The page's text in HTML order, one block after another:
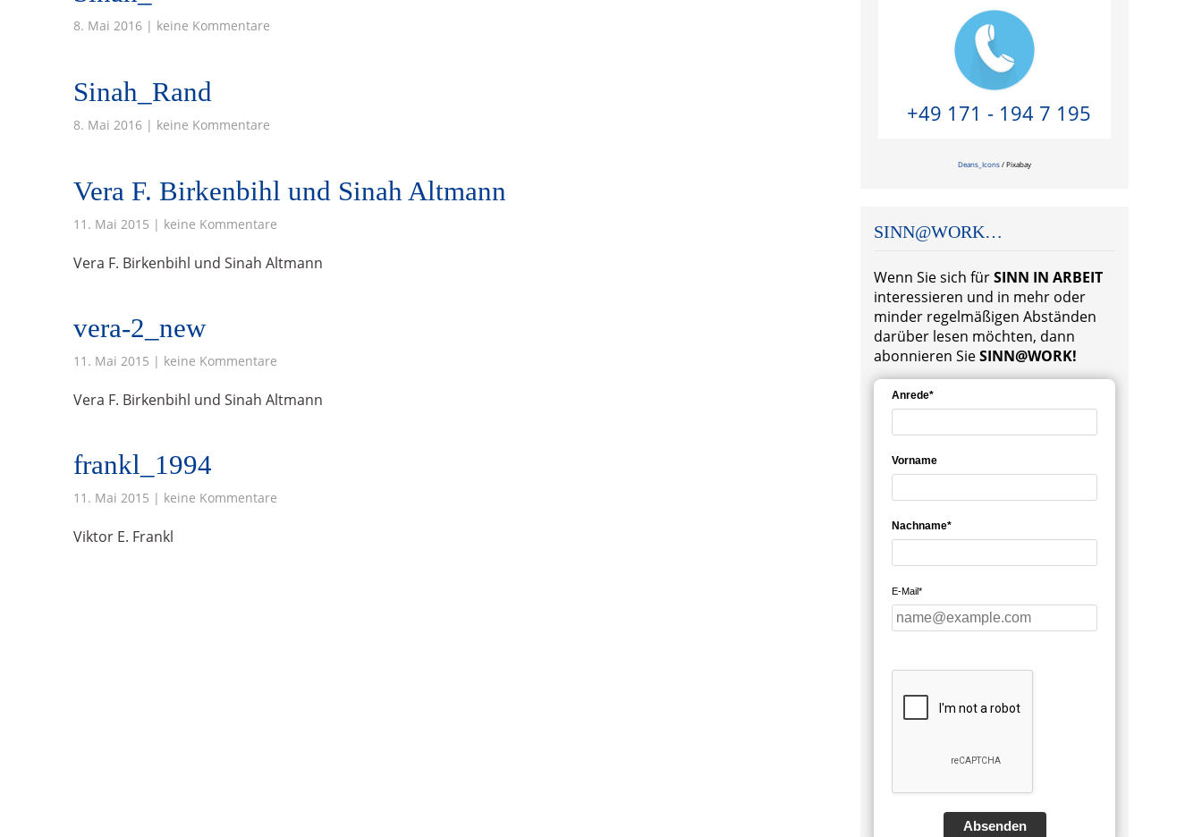
8. Mai 2016 | keine Kommentare
Sinah_Rand
8. Mai 2016 | keine Kommentare
Vera F. Birkenbihl und Sinah Altmann
11. Mai 2015 | keine Kommentare
Vera F. Birkenbihl und Sinah Altmann
vera-2_new
11. Mai 2015 | keine Kommentare
Vera F. Birkenbihl und Sinah Altmann
frankl_1994
11. Mai 2015 | keine Kommentare
Viktor E. Frankl
+49 171 - 194 7 195
Deans_Icons/ Pixabay
SINN@WORK…
Wenn Sie sich fürSINN IN ARBEIT
interessieren und in mehr oder
minder regelmäßigen Abständen
darüber lesen möchten, dann
abonnieren SieSINN@WORK!
Anrede*
Vorname
Nachname*
E-Mail*
Absenden